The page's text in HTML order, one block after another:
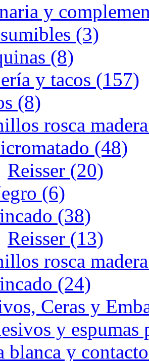
y
(3)
(8)
y tacos (157)
(8)
rosca
(48)
Reisser (20)
(6)
(38)
Reisser (13)
rosca
(24)
Ceras y
y
blanca y